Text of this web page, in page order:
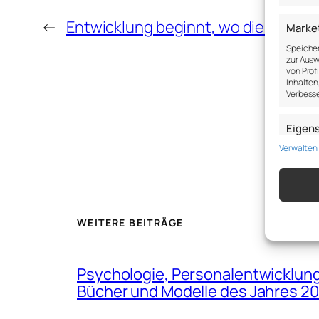
zur
von
← Entwicklung beginnt, wo die
WEITERE BEITRÄGE
Psychologie,
Bücher und Modelle des Jahres